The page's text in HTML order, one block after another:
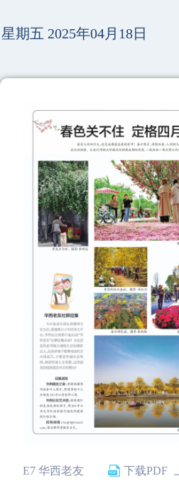
星期五 2025年04月18日
E7 华西老友 下载PDF